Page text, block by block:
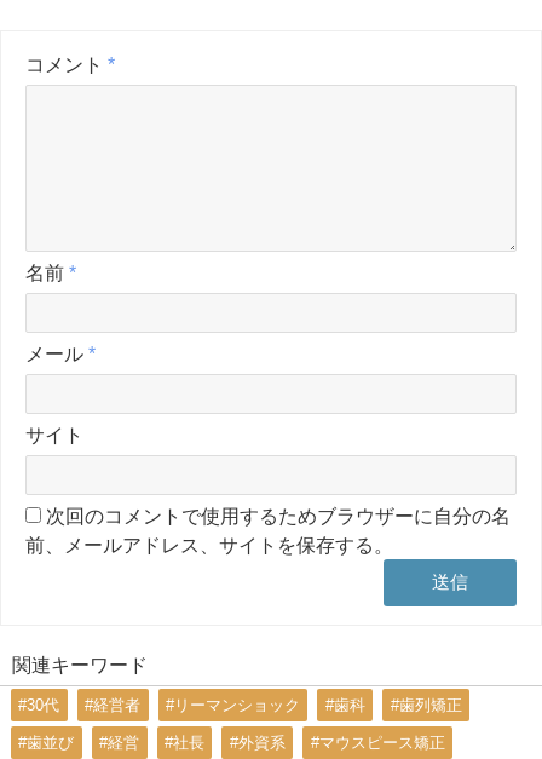
コメント *
名前 *
メール *
サイト
次回のコメントで使用するためブラウザーに自分の名
前、メールアドレス、サイトを保存する。
関連キーワード
#30代 #経営者 #リーマンショック #歯科 #歯列矯正
#歯並び #経営 #社長 #外資系 #マウスピース矯正